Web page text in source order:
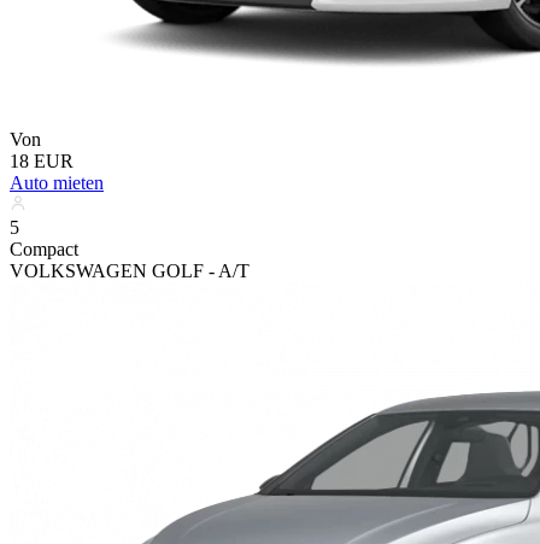
Von
18 EUR
Auto mieten
5
Compact
VOLKSWAGEN GOLF - A/T